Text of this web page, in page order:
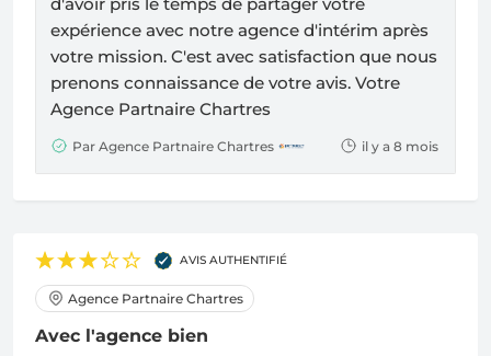
expérience avec notre agence d'intérim après
votre mission. C'est avec satisfaction que nous
prenons connaissance de votre avis. Votre
Agence Partnaire Chartres
Par Agence Partnaire Chartres il y a 8 mois
AVIS AUTHENTIFIÉ
Agence Partnaire Chartres
Avec l'agence bien